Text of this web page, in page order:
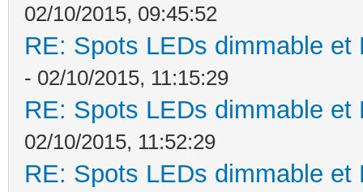
02/10/2015, 09:45:52
RE: Spots LEDs dimmable
- 02/10/2015, 11:15:29
RE: Spots LEDs dimmable
02/10/2015, 11:52:29
RE: Spots LEDs dimmable